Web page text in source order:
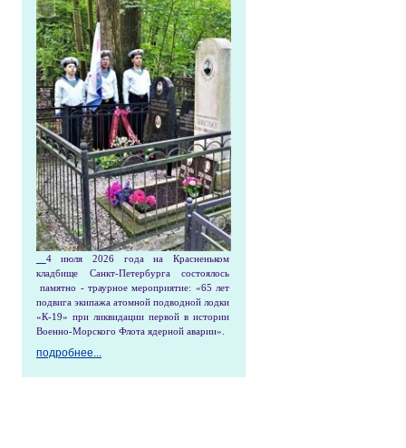
4 июля 2026 года на Красненьком
кладбище Санкт-Петербурга состоялось
памятно - траурное мероприятие: «65 лет
подвига экипажа атомной подводной лодки
«К-19» при ликвидации первой в истории
Военно-Морского Флота ядерной аварии».
подробнее...